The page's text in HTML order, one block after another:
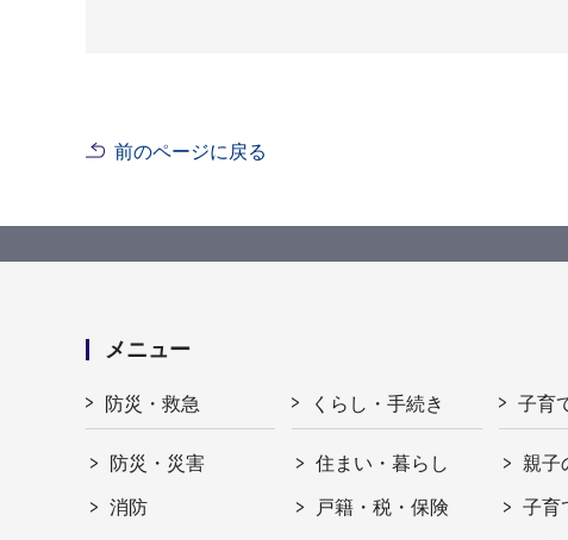
前のページに戻る
メニュー
防災・救急
防災・災害
消防
くらし・手続き
住まい・暮らし
戸籍・税・保険
子育
親子
子育